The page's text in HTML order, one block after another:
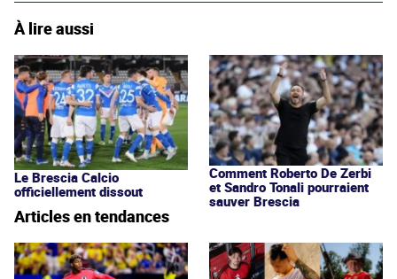
À lire aussi
Le Brescia Calcio
officiellement dissout
Comment Roberto De Zerbi
et Sandro Tonali pourraient
sauver Brescia
Articles en tendances